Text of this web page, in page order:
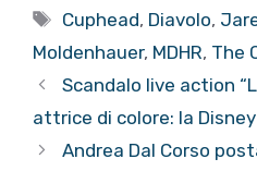
Tag
Cuphead, Diavolo,
Moldenhauer, MDHR, The
Scandalo live action
attrice di colore: la
Andrea Dal Corso